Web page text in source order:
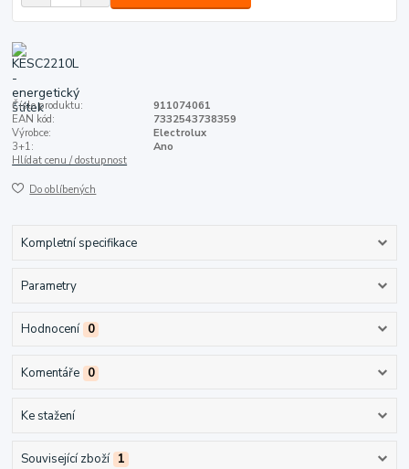
Číslo produktu:
911074061
EAN kód:
7332543738359
Výrobce:
Electrolux
3+1:
Ano
Hlídat cenu / dostupnost
Do oblíbených
Kompletní specifikace
Parametry
Hodnocení 0
Komentáře 0
Ke stažení
Související zboží 1